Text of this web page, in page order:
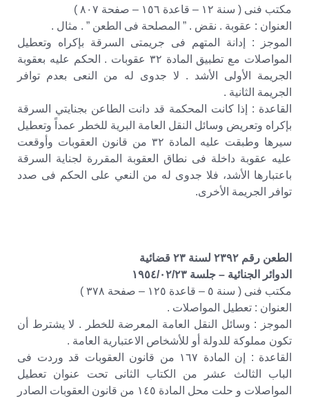
مكتب فنى ( سنة ١٢ – قاعدة ١٥٦ – صفحة ٨٠٧ )
العنوان : عقوبة . نقض . ” المصلحة فى الطعن ” . مثال .
الموجز : إدانة المتهم فى جريمتى السرقة بإكراه وتعطيل
المواصلات مع تطبيق المادة ٣٢ عقوبات . الحكم عليه بعقوبة
الجريمة الأولى الأشد . لا جدوى له من النعى بعدم توافر
الجريمة الثانية .
القاعدة : إذا كانت المحكمة قد دانت الطاعن بجنايتي السرقة
بإكراه وتعريض وسائل النقل العامة البرية للخطر عمداً وتعطيل
سيرها وطبقت عليه المادة ٣٢ من قانون العقوبات وأوقعت
عليه عقوبة داخلة فى نطاق العقوبة المقررة لجناية السرقة
باعتبارها الأشد، فلا جدوى له من النعي على الحكم فى صدد
توافر الجريمة الأخرى.
الطعن رقم ٢٣٩٢ لسنة ٢٣ قضائية
الدوائر الجنائية – جلسة ١٩٥٤/٠٢/٢٣
مكتب فنى ( سنة ٥ – قاعدة ١٢٥ – صفحة ٣٧٨ )
العنوان : تعطيل المواصلات .
الموجز : وسائل النقل العامة المعرضة للخطر . لا يشترط أن
تكون مملوكة للدولة أو للأشخاص الاعتبارية العامة .
القاعدة : إن المادة ١٦٧ من قانون العقوبات قد وردت فى
الباب الثالث عشر من الكتاب الثانى تحت عنوان تعطيل
المواصلات و حلت محل المادة ١٤٥ من قانون العقوبات الصادر